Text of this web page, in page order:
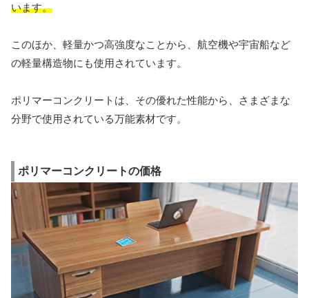
います。
このほか、軽量かつ高強度なことから、航空機や宇宙船など
の軽量構造物にも使用されています。
ポリマーコンクリートは、その優れた性能から、さまざまな
分野で使用されている万能素材です。
ポリマーコンクリートの価格